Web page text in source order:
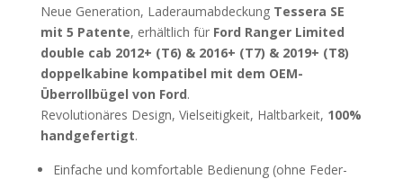
Neue Generation, Laderaumabdeckung Tessera SE
mit 5 Patente, erhältlich für Ford Ranger Limited
double cab 2012+ (T6) & 2016+ (T7) & 2019+ (T8)
doppelkabine kompatibel mit dem OEM-
Überrollbügel von Ford.
Revolutionäres Design, Vielseitigkeit, Haltbarkeit, 100%
handgefertigt.
Einfache und komfortable Bedienung (ohne Feder-